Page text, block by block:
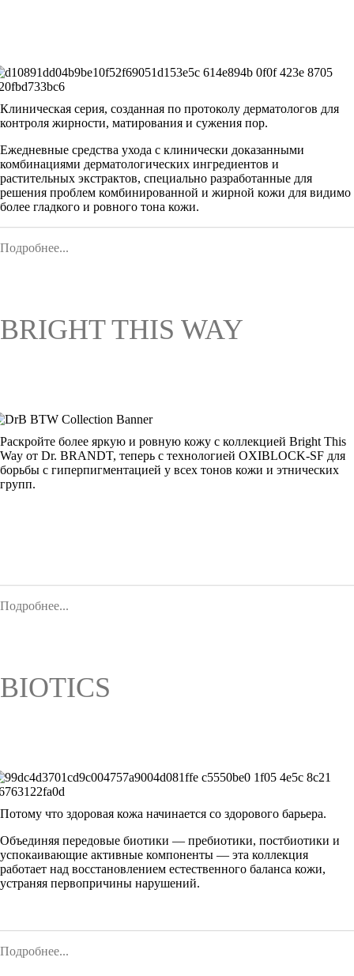
Клиническая серия, созданная по протоколу дерматологов для
контроля жирности, матирования и сужения пор.
Ежедневные средства ухода с клинически доказанными
комбинациями дерматологических ингредиентов и
растительных экстрактов, специально разработанные для
решения проблем комбинированной и жирной кожи для видимо
более гладкого и ровного тона кожи.
Подробнее...
BRIGHT THIS WAY
Раскройте более яркую и ровную кожу с коллекцией Bright This
Way от Dr. BRANDT, теперь с технологией OXIBLOCK-SF для
борьбы с гиперпигментацией у всех тонов кожи и этнических
групп.
Подробнее...
BIOTICS
Потому что здоровая кожа начинается со здорового барьера.
Объединяя передовые биотики — пребиотики, постбиотики и
успокаивающие активные компоненты — эта коллекция
работает над восстановлением естественного баланса кожи,
устраняя первопричины нарушений.
Подробнее...